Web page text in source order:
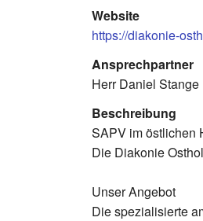
Website
https://diakonie-
Ansprechpartner
Herr Daniel Stange
Beschreibung
SAPV im östlichen
Die Diakonie
Unser Angebot
Die spezialisierte